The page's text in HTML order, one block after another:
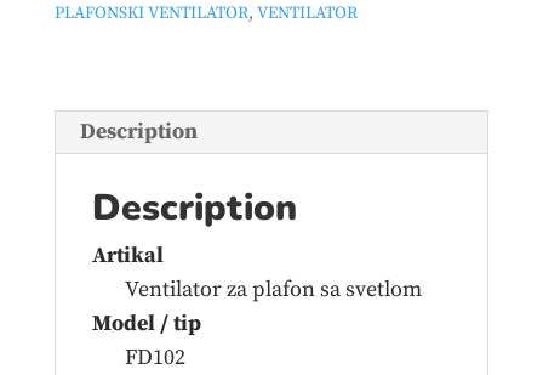
PLAFONSKI VENTILATOR, VENTILATOR
Description
Description
Artikal
Ventilator za plafon sa svetlom
Model / tip
FD102